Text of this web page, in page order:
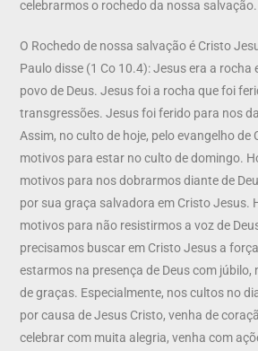
celebrarmos o rochedo da nossa salvação.
O Rochedo de nossa salvação é Cristo
Paulo disse (1 Co 10.4): Jesus era a rocha
povo de Deus. Jesus foi a rocha que foi
transgressões. Jesus foi ferido para nos
Assim, no culto de hoje, pelo evangelho de
motivos para estar no culto de domingo.
motivos para nos dobrarmos diante de
por sua graça salvadora em Cristo Jesus.
motivos para não resistirmos a voz de
precisamos buscar em Cristo Jesus a
estarmos na presença de Deus com júbilo,
de graças. Especialmente, nos cultos no
por causa de Jesus Cristo, venha de
celebrar com muita alegria, venha com